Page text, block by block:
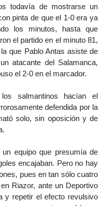
todavía de mostrarse un
pinta de que el 1-0 era ya
los minutos, hasta que
el partido en el minuto 81,
que Pablo Antas asiste de
atacante del Salamanca,
el 2-0 en el marcador.
salmantinos hacían el
defendida por la
solo, sin oposición y de
equipo que presumía de
encajaban. Pero no hay
pues en tan sólo cuatro
Riazor, ante un Deportivo
y repetir el efecto revulsivo